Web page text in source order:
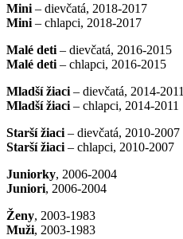
Mini – dievčatá, 2018-2017
Mini – chlapci, 2018-2017
Malé deti – dievčatá, 2016-2015
Malé deti – chlapci, 2016-2015
Mladší žiaci – dievčatá, 2014-2011
Mladší žiaci – chlapci, 2014-2011
Starší žiaci – dievčatá, 2010-2007
Starší žiaci – chlapci, 2010-2007
Juniorky, 2006-2004
Juniori, 2006-2004
Ženy, 2003-1983
Muži, 2003-1983